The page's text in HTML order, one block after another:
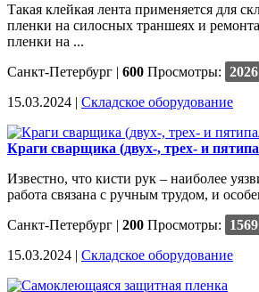
Такая клейкая лента применяется для
пленки на силосных траншеях и
пленки на ...
Санкт-Петербург | 600 Просмотры: 2026
15.03.2024 | Cкладское оборудование
Краги сварщика (двух-, трех- и
Известно, что кисти рук – наиболее
работа связана с ручным трудом, и
Санкт-Петербург | 200 Просмотры:
1569
15.03.2024 | Cкладское оборудование